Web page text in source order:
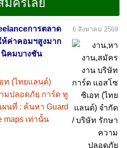
การตลาด
ห้ค่าคอมฯสูงมาก
นิคมบางชัน
ท (ไทยแลนด์)
มปลอดภัย การ์ด ทู
ผนที่ : ค้นหา Guard
maps เท่านั้น
6 สิงหาคม 2569